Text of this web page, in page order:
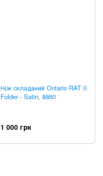
Ніж складаний Ontario RAT II
Folder - Satin, 8860
1 000 грн